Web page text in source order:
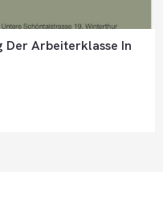
Der Arbeiterklasse In